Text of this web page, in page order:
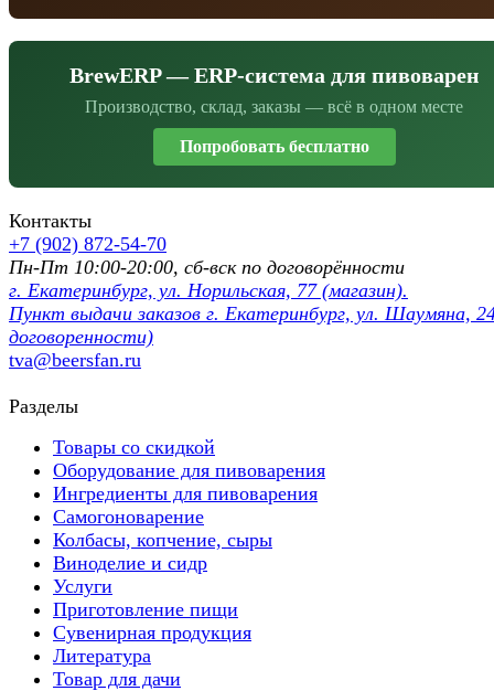
BrewERP — ERP-система для пивоварен
Производство, склад, заказы — всё в одном месте
Попробовать бесплатно
Контакты
+7 (902) 872-54-70
Пн-Пт 10:00-20:00, сб-вск по договорённости
г. Екатеринбург, ул. Норильская, 77 (магазин).
Пункт выдачи заказов г. Екатеринбург, ул. Шаумяна,
договоренности)
tva@beersfan.ru
Разделы
Товары со скидкой
Оборудование для пивоварения
Ингредиенты для пивоварения
Самогоноварение
Колбасы, копчение, сыры
Виноделие и сидр
Услуги
Приготовление пищи
Сувенирная продукция
Литература
Товар для дачи